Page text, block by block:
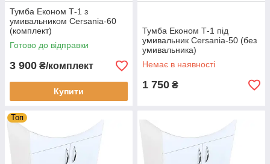
Тумба Економ Т-1 з
умивальником Cersania-60
(комплект)
Готово до відправки
3 900 ₴/комплект
Купити
Тумба Економ Т-1 під
умивальник Cersania-50 (без
умивальника)
Немає в наявності
1 750 ₴
Топ